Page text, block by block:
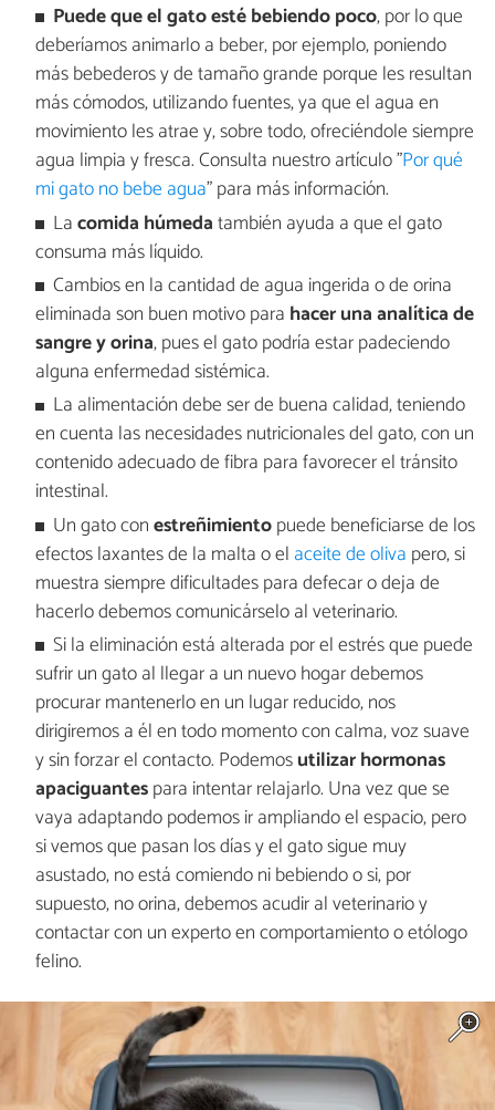
Puede que el gato esté bebiendo poco, por lo que
deberíamos animarlo a beber, por ejemplo, poniendo
más bebederos y de tamaño grande porque les resultan
más cómodos, utilizando fuentes, ya que el agua en
movimiento les atrae y, sobre todo, ofreciéndole siempre
agua limpia y fresca. Consulta nuestro artículo "Por qué
mi gato no bebe agua" para más información.
Lacomida húmedatambién ayuda a que el gato
consuma más líquido.
Cambios en la cantidad de agua ingerida o de orina
eliminada son buen motivo para hacer una analítica de
sangre y orina, pues el gato podría estar padeciendo
alguna enfermedad sistémica.
La alimentación debe ser de buena calidad, teniendo
en cuenta las necesidades nutricionales del gato, con un
contenido adecuado de fibra para favorecer el tránsito
intestinal.
Un gato conestreñimientopuede beneficiarse de los
efectos laxantes de la malta o el aceite de oliva pero, si
muestra siempre dificultades para defecar o deja de
hacerlo debemos comunicárselo al veterinario.
Si la eliminación está alterada por el estrés que puede
sufrir un gato al llegar a un nuevo hogar debemos
procurar mantenerlo en un lugar reducido, nos
dirigiremos a él en todo momento con calma, voz suave
y sin forzar el contacto. Podemosutilizar hormonas
apaciguantespara intentar relajarlo. Una vez que se
vaya adaptando podemos ir ampliando el espacio, pero
si vemos que pasan los días y el gato sigue muy
asustado, no está comiendo ni bebiendo o si, por
supuesto, no orina, debemos acudir al veterinario y
contactar con un experto en comportamiento o etólogo
felino.